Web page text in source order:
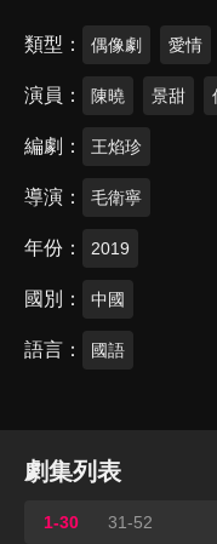
類型 偶像劇 愛情
演員 陳曉 景甜
編劇 王焰珍
導演 毛衛寧
年份 2019
國別 中國
語言 國語
劇集列表
1-30 31-52